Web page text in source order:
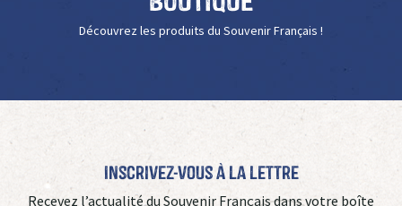
Découvrez les produits du Souvenir Français !
Inscrivez-vous à La Lettre
Recevez l’actualité du Souvenir Français dans votre boîte